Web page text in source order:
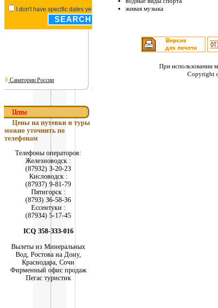
Санатории России
Цены
Цены на путевки и туры
можно уточнить по
телефонам
Телефоны операторов:
Железноводск :
(879З2) З-20-2З
Кисловодск :
(879З7) 9-81-79
Пятигорск :
(879З) З6-58-З6
Ессентуки :
(879З4) 5-17-45
ICQ З58-ЗЗЗ-016
Вылеты из Минеральных
Вод, Ростова на Дону,
Краснодара, Сочи
Фирменный офис продаж
Пегас туристик
живая музыка
При использовании
Copyright